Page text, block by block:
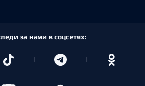
за нами в соцсетях: